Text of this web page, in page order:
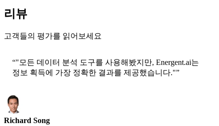
리뷰
고객들의 평가를 읽어보세요
“"모든 데이터 분석 도구를 사용해봤지만, Energent.ai는
정보 획득에 가장 정확한 결과를 제공했습니다."”
Richard Song